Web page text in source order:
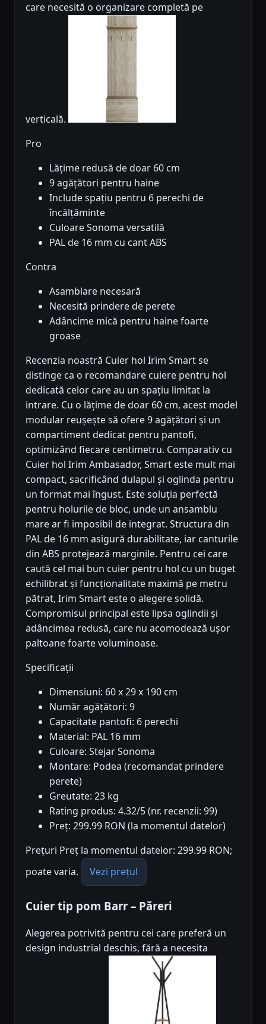
care necesită o organizare completă pe
verticală.
Pro
Lățime redusă de doar 60 cm
9 agățători pentru haine
Include spațiu pentru 6 perechi de
încălțăminte
Culoare Sonoma versatilă
PAL de 16 mm cu cant ABS
Contra
Asamblare necesară
Necesită prindere de perete
Adâncime mică pentru haine foarte
groase
Recenzia noastră Cuier hol Irim Smart se
distinge ca o recomandare cuiere pentru hol
dedicată celor care au un spațiu limitat la
intrare. Cu o lățime de doar 60 cm, acest model
modular reușește să ofere 9 agățători și un
compartiment dedicat pentru pantofi,
optimizând fiecare centimetru. Comparativ cu
Cuier hol Irim Ambasador, Smart este mult mai
compact, sacrificând dulapul și oglinda pentru
un format mai îngust. Este soluția perfectă
pentru holurile de bloc, unde un ansamblu
mare ar fi imposibil de integrat. Structura din
PAL de 16 mm asigură durabilitate, iar canturile
din ABS protejează marginile. Pentru cei care
caută cel mai bun cuier pentru hol cu un buget
echilibrat și funcționalitate maximă pe metru
pătrat, Irim Smart este o alegere solidă.
Compromisul principal este lipsa oglindii și
adâncimea redusă, care nu acomodează ușor
paltoane foarte voluminoase.
Specificații
Dimensiuni: 60 x 29 x 190 cm
Număr agățători: 9
Capacitate pantofi: 6 perechi
Material: PAL 16 mm
Culoare: Stejar Sonoma
Montare: Podea (recomandat prindere
perete)
Greutate: 23 kg
Rating produs: 4.32/5 (nr. recenzii: 99)
Preț: 299.99 RON (la momentul datelor)
Prețuri Preț la momentul datelor: 299.99 RON;
poate varia.
Vezi prețul
Cuier tip pom Barr – Păreri
Alegerea potrivită pentru cei care preferă un
design industrial deschis, fără a necesita